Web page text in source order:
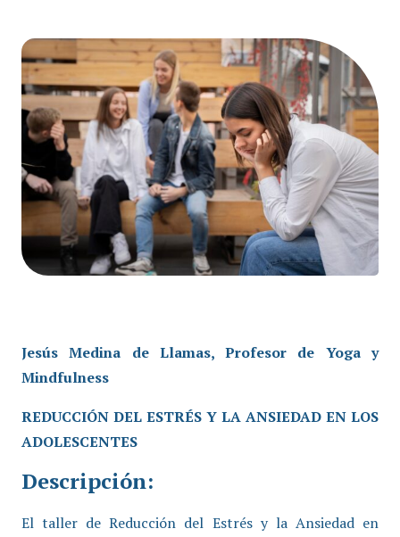
Jesús Medina de Llamas, Profesor de Yoga y
Mindfulness
REDUCCIÓN DEL ESTRÉS Y LA ANSIEDAD EN LOS
ADOLESCENTES
Descripción:
El taller de Reducción del Estrés y la Ansiedad en